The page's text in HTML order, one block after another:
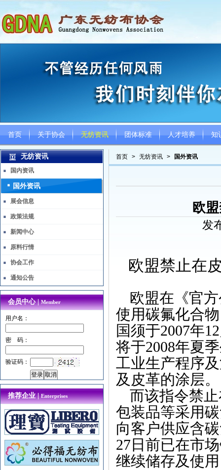
首页 关于协会 无纺资讯 团体标准 人才培养 知
首页 > 无纺资讯 > 国外资讯
欧
发
欧盟禁止在
欧盟在《官
使用碳氟化合
国须于2007年12
将于2008年夏
工业生产程序
及皮革的涂层。
而该指令禁
包装品等采用
向客户供应含
27日前已在市
继续储存及使
无纺资讯
国内资讯
国外资讯
展会信息
政策法规
新闻中心
原料行情
协会工作
通知公告
会员中心 |Member
用户名：
密 码：
验证码：
推荐企业 |Enterprises